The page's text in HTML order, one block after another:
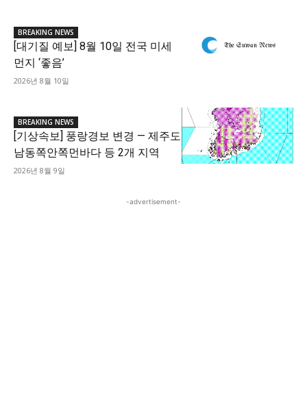
BREAKING NEWS
[대기질 예보] 8월 10일 전국 미세
먼지 ‘좋음’
2026년 8월 10일
BREAKING NEWS
[기상속보] 풍랑경보 변경 — 제주도
남동쪽안쪽먼바다 등 2개 지역
2026년 8월 9일
-advertisement-